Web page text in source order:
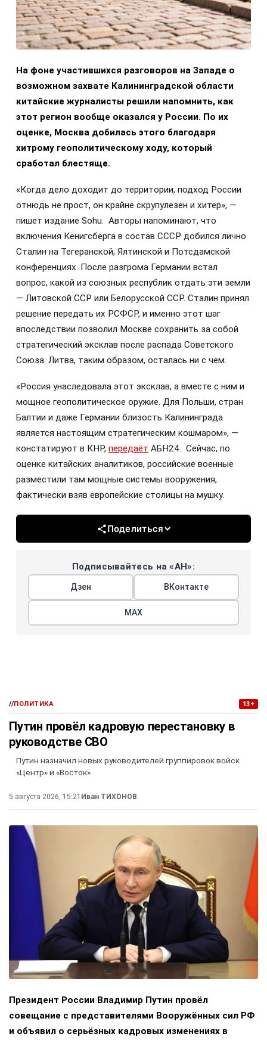
На фоне участившихся разговоров на Западе о
возможном захвате Калининградской области
китайские журналисты решили напомнить, как
этот регион вообще оказался у России. По их
оценке, Москва добилась этого благодаря
хитрому геополитическому ходу, который
сработал блестяще.
«Когда дело доходит до территории, подход России
отнюдь не прост, он крайне скрупулезен и хитер», —
пишет издание Sohu. Авторы напоминают, что
включения Кёнигсберга в состав СССР добился лично
Сталин на Тегеранской, Ялтинской и Потсдамской
конференциях. После разгрома Германии встал
вопрос, какой из союзных республик отдать эти земли
— Литовской ССР или Белорусской ССР. Сталин принял
решение передать их РСФСР, и именно этот шаг
впоследствии позволил Москве сохранить за собой
стратегический эксклав после распада Советского
Союза. Литва, таким образом, осталась ни с чем.
«Россия унаследовала этот эксклав, а вместе с ним и
мощное геополитическое оружие. Для Польши, стран
Балтии и даже Германии близость Калининграда
является настоящим стратегическим кошмаром», —
констатируют в КНР, передаёт АБН24. Сейчас, по
оценке китайских аналитиков, российские военные
разместили там мощные системы вооружения,
фактически взяв европейские столицы на мушку.
Поделиться
Подписывайтесь на «АН»:
Дзен ВКонтакте
МАХ
//ПОЛИТИКА 13+
Путин провёл кадровую перестановку в
руководстве СВО
Путин назначил новых руководителей группировок войск
«Центр» и «Восток»
5 августа 2026, 15:21 Иван ТИХОНОВ
Президент России Владимир Путин провёл
совещание с представителями Вооружённых сил РФ
и объявил о серьёзных кадровых изменениях в